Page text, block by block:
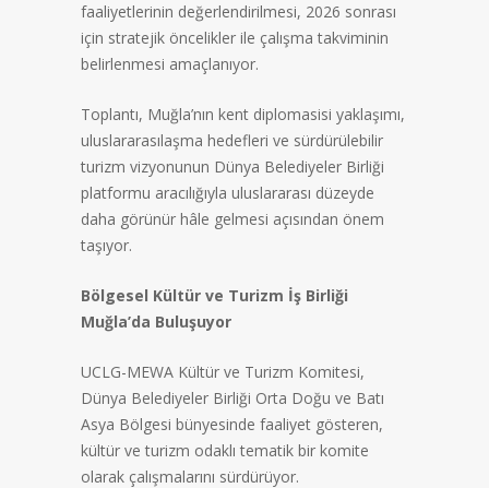
faaliyetlerinin değerlendirilmesi, 2026 sonrası
için stratejik öncelikler ile çalışma takviminin
belirlenmesi amaçlanıyor.
Toplantı, Muğla’nın kent diplomasisi yaklaşımı,
uluslararasılaşma hedefleri ve sürdürülebilir
turizm vizyonunun Dünya Belediyeler Birliği
platformu aracılığıyla uluslararası düzeyde
daha görünür hâle gelmesi açısından önem
taşıyor.
Bölgesel Kültür ve Turizm İş Birliği
Muğla’da Buluşuyor
UCLG-MEWA Kültür ve Turizm Komitesi,
Dünya Belediyeler Birliği Orta Doğu ve Batı
Asya Bölgesi bünyesinde faaliyet gösteren,
kültür ve turizm odaklı tematik bir komite
olarak çalışmalarını sürdürüyor.